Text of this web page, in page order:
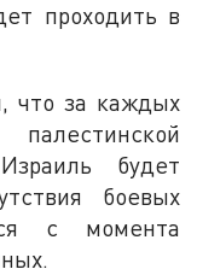
проходить в
что за каждых
будет
боевых
с момента